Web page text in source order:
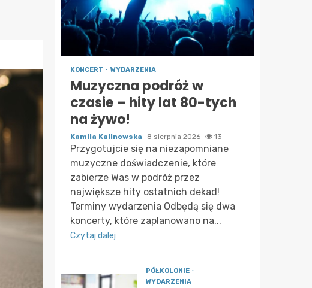
KONCERT WYDARZENIA
Muzyczna podróż w
czasie – hity lat 80-tych
na żywo!
Kamila Kalinowska 8 sierpnia 2026 13
Przygotujcie się na niezapomniane
muzyczne doświadczenie, które
zabierze Was w podróż przez
największe hity ostatnich dekad!
Terminy wydarzenia Odbędą się dwa
koncerty, które zaplanowano na...
Czytaj dalej
PÓŁKOLONIE
WYDARZENIA